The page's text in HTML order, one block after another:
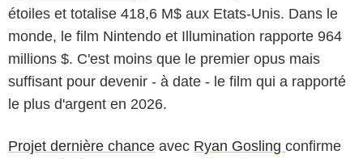
étoiles et totalise 418,6 M$ aux Etats-Unis. Dans le
monde, le film Nintendo et Illumination rapporte 964
millions $. C'est moins que le premier opus mais
suffisant pour devenir - à date - le film qui a rapporté
le plus d'argent en 2026.
Projet dernière chance avec Ryan Gosling confirme